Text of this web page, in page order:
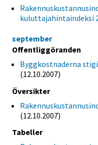
kuluttajahintaindeksi
september
Offentliggöranden
Byggkostnaderna
(12.10.2007)
Översikter
(12.10.2007)
Tabeller